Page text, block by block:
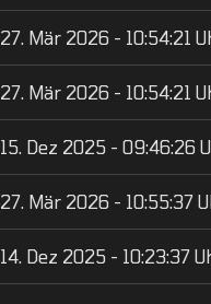
27. Mär 2026 - 10:54:21
27. Mär 2026 - 10:54:21
15. Dez 2025 - 09:46:26
27. Mär 2026 - 10:55:37
14. Dez 2025 - 10:23:37